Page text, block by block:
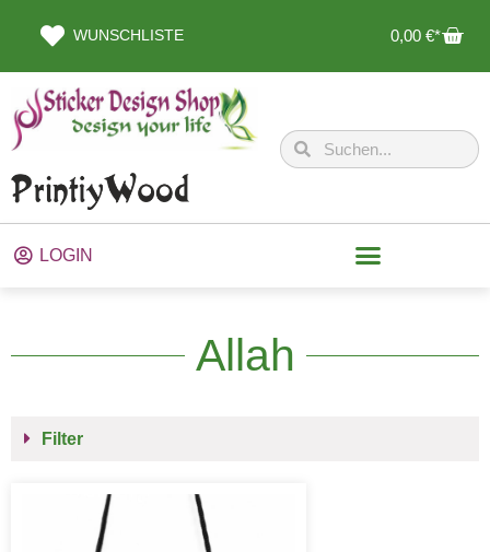
WUNSCHLISTE 0,00 €
LOGIN
Allah
Filter